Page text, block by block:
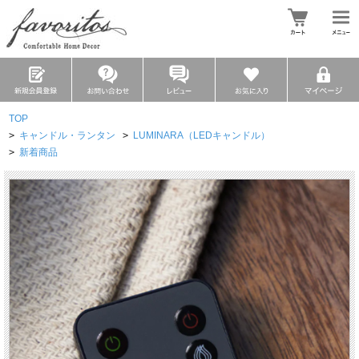
TOP
> キャンドル・ランタン > LUMINARA（LEDキャンドル）
> 新着商品